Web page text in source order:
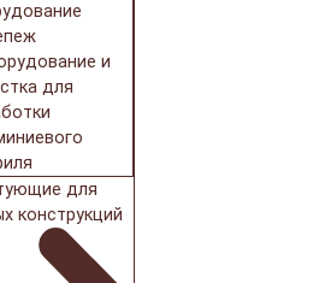
и
для
для
конструкций